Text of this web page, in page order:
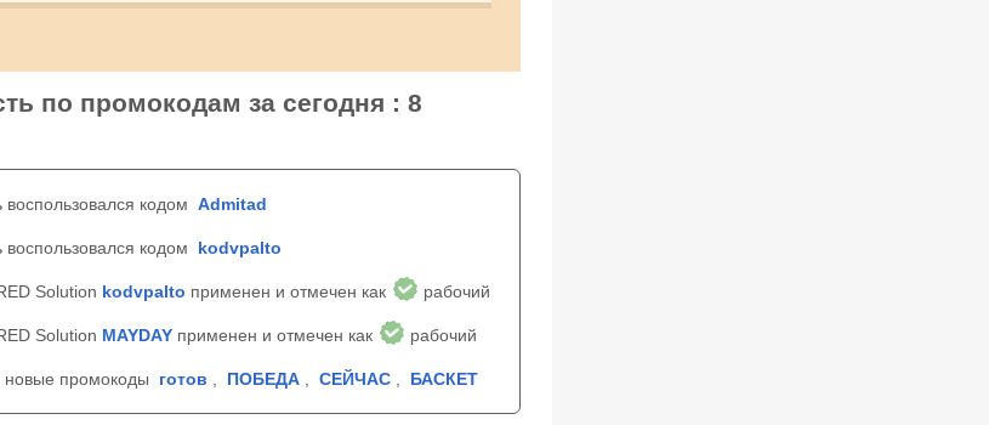
по промокодам за сегодня : 8
воспользовался кодом Admitad
воспользовался кодом kodvpalto
Solution kodvpalto применен и отмечен как рабочий
Solution MAYDAY применен и отмечен как рабочий
новые промокоды готов ПОБЕДА СЕЙЧАС БАСКЕТ